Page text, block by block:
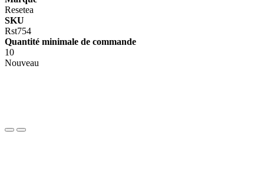
Resetea
SKU
Rst754
Quantité minimale de commande
10
Nouveau